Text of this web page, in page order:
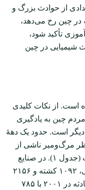
از حوادث بزرگ و
چین رخ می‌دهد،
تأکید شود،
شیمیایی در چین
است. از نکات کلیدی
چین به یادگیری
دیگر است. حدود یک دهۀ
مرگ‌و‌میر ناشی از
حوادث صنعتی، رتبۀ اول را در جهان داشت (جدول ۱). در صنایع
شیمیایی سال ۲۰۰۰ در ۴۱۶ حادثۀ شیمیایی، ۱۰۹۲ کشته و ۲۱۵۶
جراحت ثبت شده است، درحالی‌که ۵۶۴ حادثه در ۲۰۰۱ با ۷۸۵